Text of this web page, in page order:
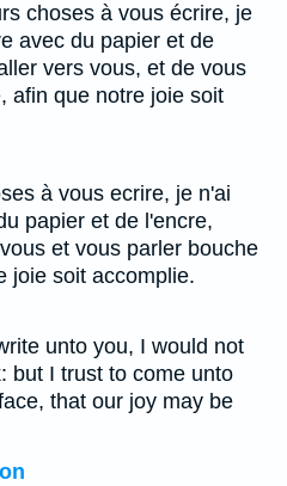
choses à vous écrire, je
avec du papier et de
vers vous, et de vous
afin que notre joie soit
à vous ecrire, je n'ai
papier et de l'encre,
et vous parler bouche
joie soit accomplie.
unto you, I would not
but I trust to come unto
that our joy may be